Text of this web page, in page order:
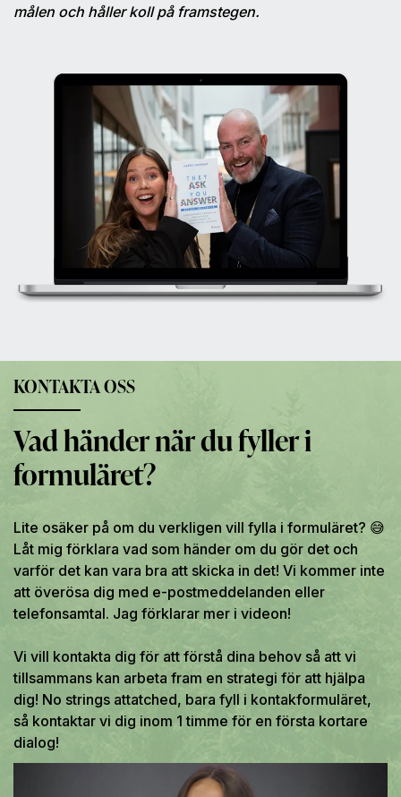
målen och håller koll på framstegen.
KONTAKTA OSS
Vad händer när du fyller i
formuläret?
Lite osäker på om du verkligen vill fylla i formuläret? 😅
Låt mig förklara vad som händer om du gör det och
varför det kan vara bra att skicka in det! Vi kommer inte
att överösa dig med e-postmeddelanden eller
telefonsamtal. Jag förklarar mer i videon!
Vi vill kontakta dig för att förstå dina behov så att vi
tillsammans kan arbeta fram en strategi för att hjälpa
dig! No strings attatched, bara fyll i kontakformuläret,
så kontaktar vi dig inom 1 timme för en första kortare
dialog!